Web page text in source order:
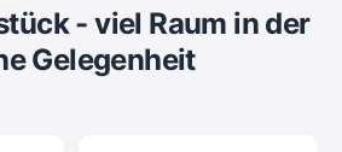
- viel Raum in der
Gelegenheit